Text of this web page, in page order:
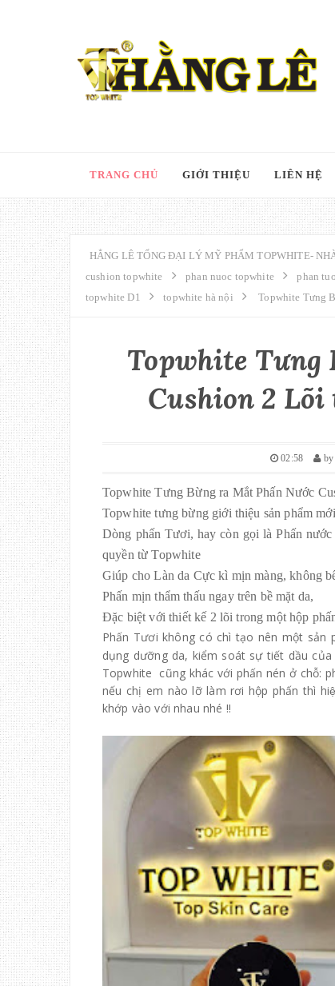
TRANG CHỦ GIỚI THIỆU LIÊN HỆ
HẲNG LÊ TỔNG ĐẠI LÝ MỸ PHẨM TOPWHITE-
cushion topwhite
phan nuoc topwhite phan
topwhite D1
topwhite hà nội Topwhite Tưng
Topwhite Tưng
Cushion 2
02:58
Topwhite Tưng Bừng ra Mắt Phấn Nước
Topwhite tưng bừng giới thiệu sản phẩm
Dòng phấn Tươi, hay còn gọi là Phấn
quyền từ Topwhite
Giúp cho Làn da Cực kì mịn màng, không
Phấn mịn thẩm thấu ngay trên bề mặt da,
Đặc biệt với thiết kế 2 lõi trong một hộp
Phấn Tươi không có chì tạo nên một
dụng dưỡng da, kiểm soát sự tiết dầu
Topwhite cũng khác với phấn nén ở chỗ:
nếu chị em nào lỡ làm rơi hộp phấn thì
khớp vào với nhau nhé !!